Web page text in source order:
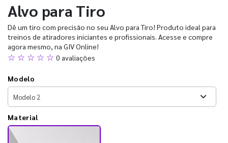
Alvo para Tiro
Dê um tiro com precisão no seu Alvo para Tiro! Produto ideal para
treinos de atiradores iniciantes e profissionais. Acesse e compre
agora mesmo, na GIV Online!
☆ ☆ ☆ ☆ ☆ 0 avaliações
Modelo
Material